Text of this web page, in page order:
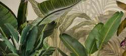
Tillämpningsmetod